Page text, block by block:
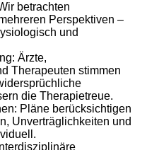
betrachten
Perspektiven –
und
Ärzte,
Therapeuten stimmen
die Therapietreue.
Pläne berücksichtigen
Unverträglichkeiten und